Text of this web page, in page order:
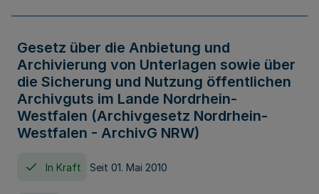
Gesetz über die Anbietung und
Archivierung von Unterlagen sowie über
die Sicherung und Nutzung öffentlichen
Archivguts im Lande Nordrhein-
Westfalen (Archivgesetz Nordrhein-
Westfalen - ArchivG NRW)
In Kraft Seit 01. Mai 2010